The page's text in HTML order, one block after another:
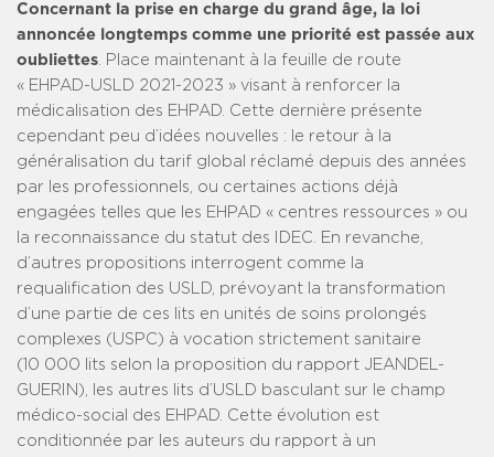
Concernant la prise en charge du grand âge, la loi
annoncée longtemps comme une priorité est passée aux
oubliettes. Place maintenant à la feuille de route
« EHPAD-USLD 2021-2023 » visant à renforcer la
médicalisation des EHPAD. Cette dernière présente
cependant peu d’idées nouvelles : le retour à la
généralisation du tarif global réclamé depuis des années
par les professionnels, ou certaines actions déjà
engagées telles que les EHPAD « centres ressources » ou
la reconnaissance du statut des IDEC. En revanche,
d’autres propositions interrogent comme la
requalification des USLD, prévoyant la transformation
d’une partie de ces lits en unités de soins prolongés
complexes (USPC) à vocation strictement sanitaire
(10 000 lits selon la proposition du rapport JEANDEL-
GUERIN), les autres lits d’USLD basculant sur le champ
médico-social des EHPAD. Cette évolution est
conditionnée par les auteurs du rapport à un